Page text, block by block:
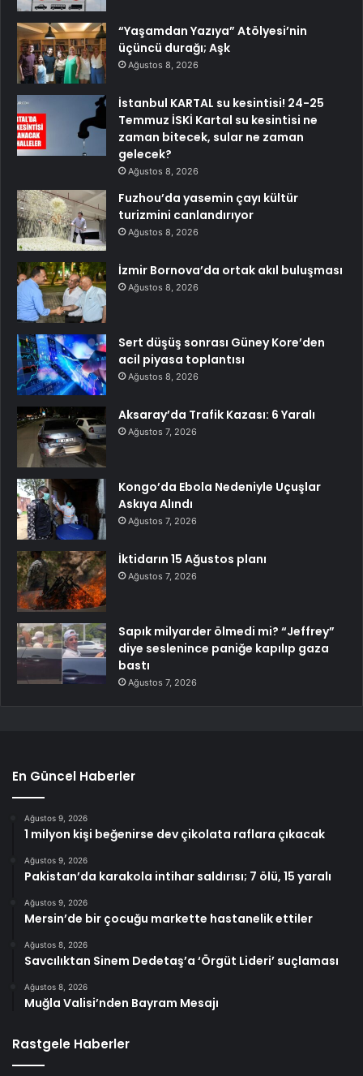
“Yaşamdan Yazıya” Atölyesi’nin
üçüncü durağı; Aşk
Ağustos 8, 2026
İstanbul KARTAL su kesintisi! 24-25
Temmuz İSKİ Kartal su kesintisi ne
zaman bitecek, sular ne zaman
gelecek?
Ağustos 8, 2026
Fuzhou’da yasemin çayı kültür
turizmini canlandırıyor
Ağustos 8, 2026
İzmir Bornova’da ortak akıl buluşması
Ağustos 8, 2026
Sert düşüş sonrası Güney Kore’den
acil piyasa toplantısı
Ağustos 8, 2026
Aksaray’da Trafik Kazası: 6 Yaralı
Ağustos 7, 2026
Kongo’da Ebola Nedeniyle Uçuşlar
Askıya Alındı
Ağustos 7, 2026
İktidarın 15 Ağustos planı
Ağustos 7, 2026
Sapık milyarder ölmedi mi? “Jeffrey”
diye seslenince paniğe kapılıp gaza
bastı
Ağustos 7, 2026
En Güncel Haberler
Ağustos 9, 2026
1 milyon kişi beğenirse dev çikolata raflara çıkacak
Ağustos 9, 2026
Pakistan’da karakola intihar saldırısı; 7 ölü, 15 yaralı
Ağustos 9, 2026
Mersin’de bir çocuğu markette hastanelik ettiler
Ağustos 8, 2026
Savcılıktan Sinem Dedetaş’a ‘Örgüt Lideri’ suçlaması
Ağustos 8, 2026
Muğla Valisi’nden Bayram Mesajı
Rastgele Haberler